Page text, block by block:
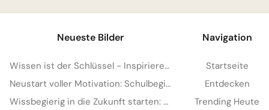
Neueste Bilder
Wissen ist der Schlüssel - Inspirierende Schulstart Bilder für Telegram
Neustart voller Motivation: Schulbeginn inspirieren und auf TikTok verbreiten!
Wissbegierig in die Zukunft starten: Dein 'Lesen bildet' Bild für Snapchat
Navigation
Startseite
Entdecken
Trending Heute